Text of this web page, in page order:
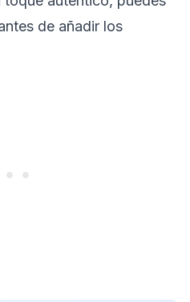
de añadir los